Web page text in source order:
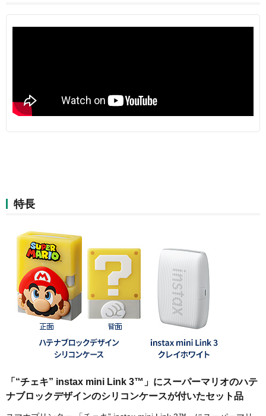
特長
「“チェキ” instax mini Link 3™」にスーパーマリオのハテ
ナブロックデザインのシリコンケースが付いたセット品